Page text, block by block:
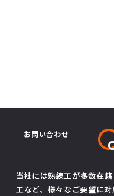
お問い合わせ
当社には熟練工が多数在
工など、様々なご要望に